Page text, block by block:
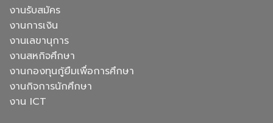
สังกัด
การ
“Transforming
Work
งานรับสมัคร
งานการเงิน
งานเลขานุการ
งานสหกิจศึกษา
งานกองทุนกู้ยืมเพื่อการศึกษา
งานกิจการนักศึกษา
งาน ICT